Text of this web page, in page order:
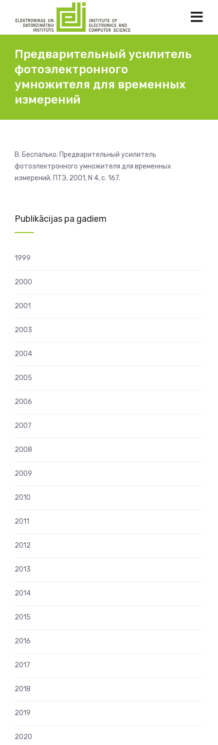
Предварительный усилитель
фотоэлектронного
умножителя для временных
измерений
В. Беспалько. Предварительный усилитель
фотоэлектронного умножителя для временных
измерений. ПТЭ, 2001, N 4, с. 167.
Publikācijas pa gadiem
1999
2000
2001
2003
2004
2005
2006
2007
2008
2009
2010
2011
2012
2013
2014
2015
2016
2017
2018
2019
2020